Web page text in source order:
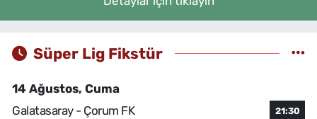
Süper Lig Fikstür
14 Ağustos, Cuma
Galatasaray - Çorum FK
21:30